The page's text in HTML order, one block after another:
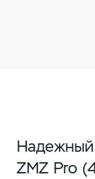
Надежный
ZMZ Pro